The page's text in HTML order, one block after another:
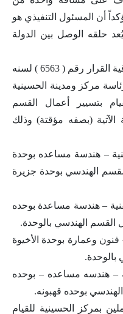
أن المسئول التنفيذي هو
حلقه الوصل بين الدولة
وخلال الإجتماع أصدر محافظ الشرقية القرار رقم ( 6563 ) لسنه
مركز ومدينة الحسينية
بتسيير أعمال القسم
الآتية (بصفه مؤقتة) وذلك
– هندسة مساعده بوحدة
الهندسي بوحدة جزيرة
– هندسة مساعدة بوحده
القسم الهندسي بالوحدة.
وعمارة بوحدة الأخيوة
– هندسه مساعده – بوحده
بوحده قهبونه.
بمركز الحسينية للقيام